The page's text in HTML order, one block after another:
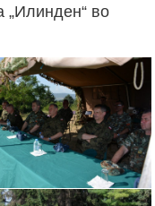
„Илинден“ во